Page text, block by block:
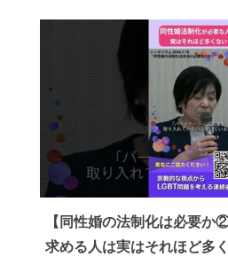
【同性婚の法制化は必要か
求める人は実はそれほど多